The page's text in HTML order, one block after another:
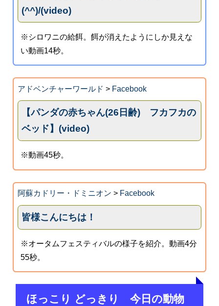
(^^)/(video)
※シロワニの給餌。餌が消えたようにしか見えな
い動画14秒。
アドベンチャーワールド > Facebook
【パンダの赤ちゃん(26日齢) フカフカの
ベッド】(video)
※動画45秒。
阿蘇カドリー・ドミニオン > Facebook
皆様こんにちは！
※オータムフェスティバルの様子を紹介。動画4分
55秒。
ほっこり どっきり 今日の動物